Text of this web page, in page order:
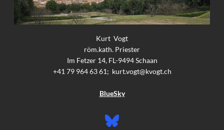
Kurt Vogt
röm.kath. Priester
Im Fetzer 14, FL-9494 Schaan
+41 79 964 63 61; kurt.vogt@kvogt.ch
BlueSky